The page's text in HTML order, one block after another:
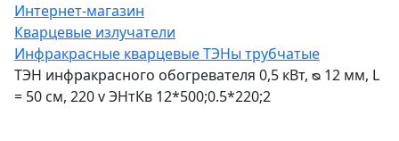
Интернет-магазин
Кварцевые излучатели
Инфракрасные кварцевые ТЭНы трубчатые
ТЭН инфракрасного обогревателя 0,5 кВт, ᴓ 12 мм, L
= 50 см, 220 v ЭНтКв 12*500;0.5*220;2